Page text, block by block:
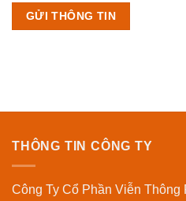
THÔNG TIN CÔNG TY
Công Ty Cổ Phần Viễn Thông